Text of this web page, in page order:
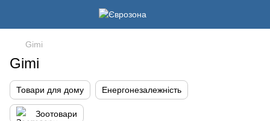
Gimi
Gimi
Товари для дому Енергонезалежність
Зоотовари